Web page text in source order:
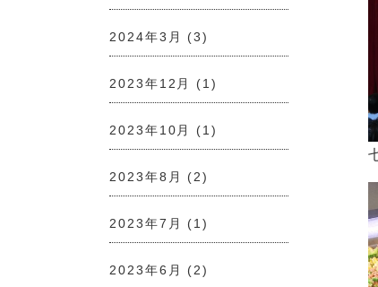
2024年3月 (3)
2023年12月 (1)
2023年10月 (1)
2023年8月 (2)
2023年7月 (1)
2023年6月 (2)